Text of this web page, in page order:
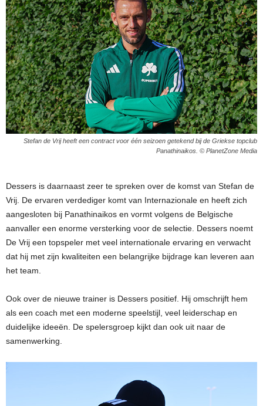
Stefan de Vrij heeft een contract voor één seizoen getekend bij de Griekse topclub
Panathinaikos. © PlanetZone Media
Dessers is daarnaast zeer te spreken over de komst van Stefan de
Vrij. De ervaren verdediger komt van Internazionale en heeft zich
aangesloten bij Panathinaikos en vormt volgens de Belgische
aanvaller een enorme versterking voor de selectie. Dessers noemt
De Vrij een topspeler met veel internationale ervaring en verwacht
dat hij met zijn kwaliteiten een belangrijke bijdrage kan leveren aan
het team.
Ook over de nieuwe trainer is Dessers positief. Hij omschrijft hem
als een coach met een moderne speelstijl, veel leiderschap en
duidelijke ideeën. De spelersgroep kijkt dan ook uit naar de
samenwerking.